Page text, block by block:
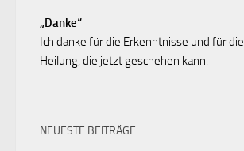
„Danke“
Ich danke für die Erkenntnisse und für die
Heilung, die jetzt geschehen kann.
NEUESTE BEITRÄGE